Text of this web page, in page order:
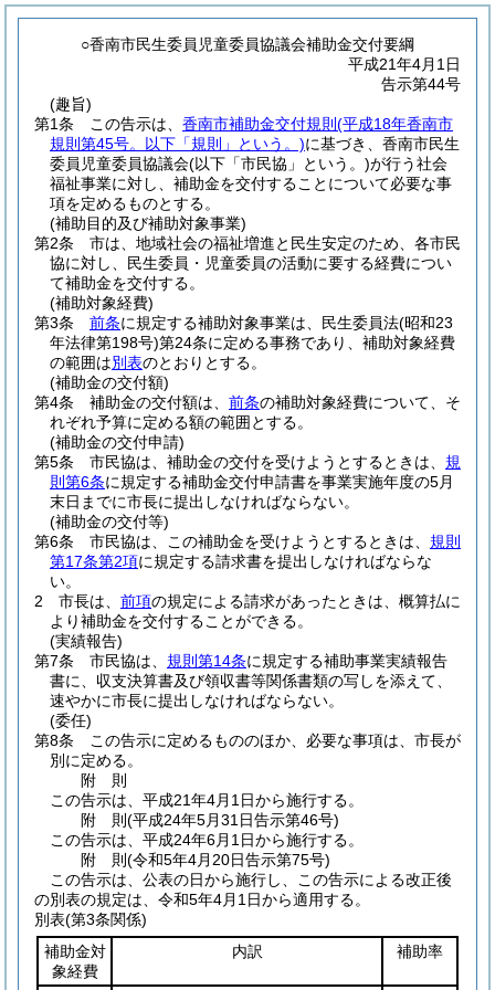
○香南市民生委員児童委員協議会補助金交付要綱
平成21年4月1日
告示第44号
(趣旨)
第1条
この告示は、 香南市補助金交付規則 (平成18年香南市
規則第45号。以下「規則」という。)に基づき、香南市民生
委員児童委員協議会(以下「市民協」という。)が行う社会
福祉事業に対し、補助金を交付することについて必要な事
項を定めるものとする。
(補助目的及び補助対象事業)
第2条
市は、地域社会の福祉増進と民生安定のため、各市民
協に対し、民生委員・児童委員の活動に要する経費につい
て補助金を交付する。
(補助対象経費)
第3条
前条に規定する補助対象事業は、民生委員法(昭和23
年法律第198号)第24条に定める事務であり、補助対象経費
の範囲は別表のとおりとする。
(補助金の交付額)
第4条
補助金の交付額は、 前条の補助対象経費について、そ
れぞれ予算に定める額の範囲とする。
(補助金の交付申請)
第5条
市民協は、補助金の交付を受けようとするときは、 規
則第6条に規定する補助金交付申請書を事業実施年度の5月
末日までに市長に提出しなければならない。
(補助金の交付等)
第6条
市民協は、この補助金を受けようとするときは、 規則
第17条第2項に規定する請求書を提出しなければならな
い。
2
市長は、 前項の規定による請求があったときは、概算払に
より補助金を交付することができる。
(実績報告)
第7条
市民協は、 規則第14条に規定する補助事業実績報告
書に、収支決算書及び領収書等関係書類の写しを添えて、
速やかに市長に提出しなければならない。
(委任)
第8条
この告示に定めるもののほか、必要な事項は、市長が
別に定める。
附 則
この告示は、平成21年4月1日から施行する。
附 則(平成24年5月31日告示第46号)
この告示は、平成24年6月1日から施行する。
附 則(令和5年4月20日告示第75号)
この告示は、公表の日から施行し、この告示による改正後
の別表の規定は、令和5年4月1日から適用する。
別表(第3条関係)
補助金対
象経費
内訳 補助率